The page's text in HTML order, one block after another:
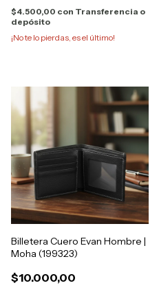
$4.500,00 con Transferencia o
depósito
¡No te lo pierdas, es el último!
Billetera Cuero Evan Hombre |
Moha (199323)
$10.000,00